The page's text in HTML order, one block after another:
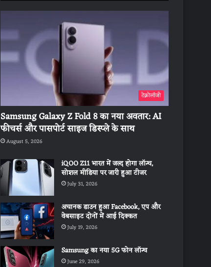
टेक्नोलॉजी
Samsung Galaxy Z Fold 8 का नया अवतार: AI
फीचर्स और पासपोर्ट साइज डिस्प्ले के साथ
August 5, 2026
iQOO Z11 भारत में जल्द होगा लॉन्च,
सोशल मीडिया पर जारी हुआ टीजर
July 31, 2026
अचानक डाउन हुआ Facebook, एप और
वेबसाइट दोनों में आई दिक्कत
July 19, 2026
Samsung का नया 5G फोन लॉन्च
June 29, 2026